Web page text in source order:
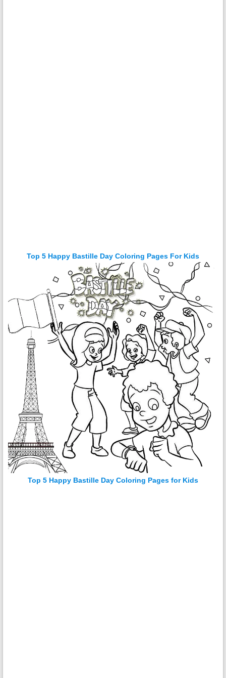
Top 5 Happy Bastille Day Coloring Pages For Kids
Top 5 Happy Bastille Day Coloring Pages for Kids